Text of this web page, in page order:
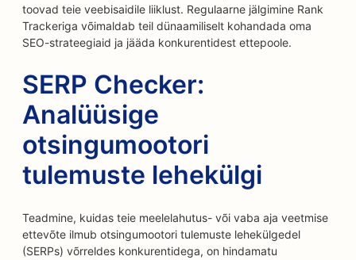
toovad teie veebisaidile liiklust. Regulaarne jälgimine Rank
Trackeriga võimaldab teil dünaamiliselt kohandada oma
SEO-strateegiaid ja jääda konkurentidest ettepoole.
SERP Checker:
Analüüsige
otsingumootori
tulemuste lehekülgi
Teadmine, kuidas teie meelelahutus- või vaba aja veetmise
ettevõte ilmub otsingumootori tulemuste lehekülgedel
(SERPs) võrreldes konkurentidega, on hindamatu